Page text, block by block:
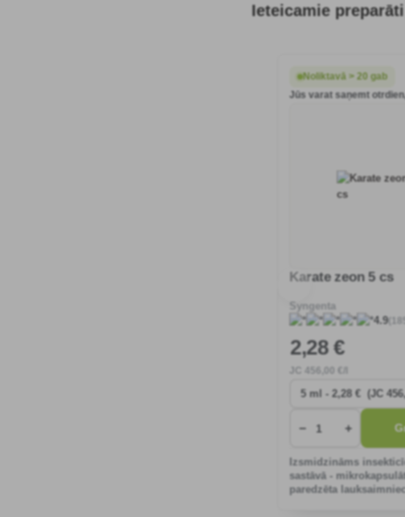
Ieteicamie preparāti
Noliktavā > 20 gab
Jūs varat saņemt
Karate zeon 5 cs
Syngenta
4.9
2,28 €
− +
Izsmidzināms
sastāvā -
paredzēta